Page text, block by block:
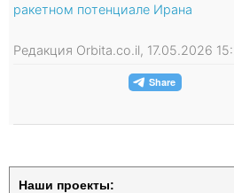
ракетном потенциале Ирана
Редакция Orbita.co.il, 17.05.2026
Наши проекты: